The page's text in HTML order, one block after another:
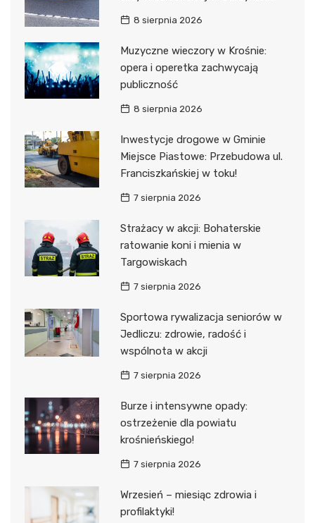
8 sierpnia 2026
Muzyczne wieczory w Krośnie:
opera i operetka zachwycają
publiczność
8 sierpnia 2026
Inwestycje drogowe w Gminie
Miejsce Piastowe: Przebudowa ul.
Franciszkańskiej w toku!
7 sierpnia 2026
Strażacy w akcji: Bohaterskie
ratowanie koni i mienia w
Targowiskach
7 sierpnia 2026
Sportowa rywalizacja seniorów w
Jedliczu: zdrowie, radość i
wspólnota w akcji
7 sierpnia 2026
Burze i intensywne opady:
ostrzeżenie dla powiatu
krośnieńskiego!
7 sierpnia 2026
Wrzesień – miesiąc zdrowia i
profilaktyki!